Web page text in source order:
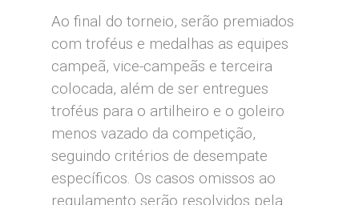
Ao final do torneio, serão premiados
com troféus e medalhas as equipes
campeã, vice-campeãs e terceira
colocada, além de ser entregues
troféus para o artilheiro e o goleiro
menos vazado da competição,
seguindo critérios de desempate
específicos. Os casos omissos ao
regulamento serão resolvidos pela